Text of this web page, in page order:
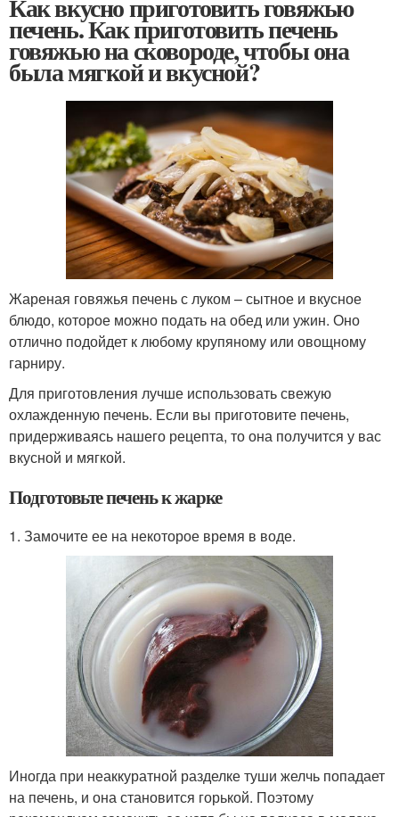
Как вкусно приготовить говяжью
печень. Как приготовить печень
говяжью на сковороде, чтобы она
была мягкой и вкусной?
Жареная говяжья печень с луком – сытное и вкусное
блюдо, которое можно подать на обед или ужин. Оно
отлично подойдет к любому крупяному или овощному
гарниру.
Для приготовления лучше использовать свежую
охлажденную печень. Если вы приготовите печень,
придерживаясь нашего рецепта, то она получится у вас
вкусной и мягкой.
Подготовьте печень к жарке
1. Замочите ее на некоторое время в воде.
Иногда при неаккуратной разделке туши желчь попадает
на печень, и она становится горькой. Поэтому